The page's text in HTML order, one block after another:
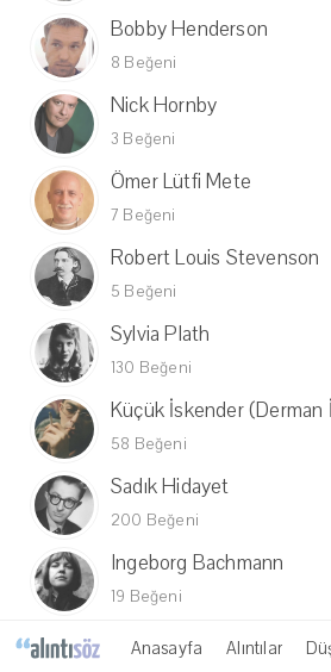
Bobby Henderson
8 Beğeni
Nick Hornby
3 Beğeni
Ömer Lütfi Mete
7 Beğeni
Robert Louis Stevenson
5 Beğeni
Sylvia Plath
130 Beğeni
Küçük İskender (Derman
58 Beğeni
Sadık Hidayet
200 Beğeni
Ingeborg Bachmann
19 Beğeni
Anasayfa Alıntılar